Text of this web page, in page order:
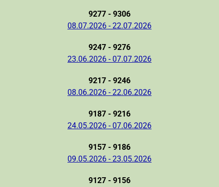
9277 - 9306
08.07.2026 - 22.07.2026
9247 - 9276
23.06.2026 - 07.07.2026
9217 - 9246
08.06.2026 - 22.06.2026
9187 - 9216
24.05.2026 - 07.06.2026
9157 - 9186
09.05.2026 - 23.05.2026
9127 - 9156